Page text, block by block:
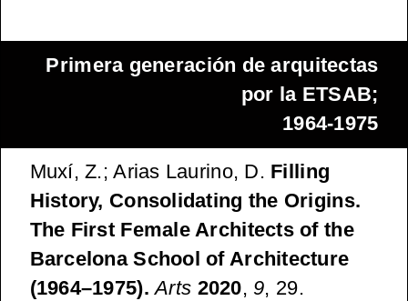
Primera generación de arquitectas
por la ETSAB;
1964-1975
Muxí, Z.; Arias Laurino, D. Filling
History, Consolidating the Origins.
The First Female Architects of the
Barcelona School of Architecture
(1964–1975). Arts 2020, 9, 29.